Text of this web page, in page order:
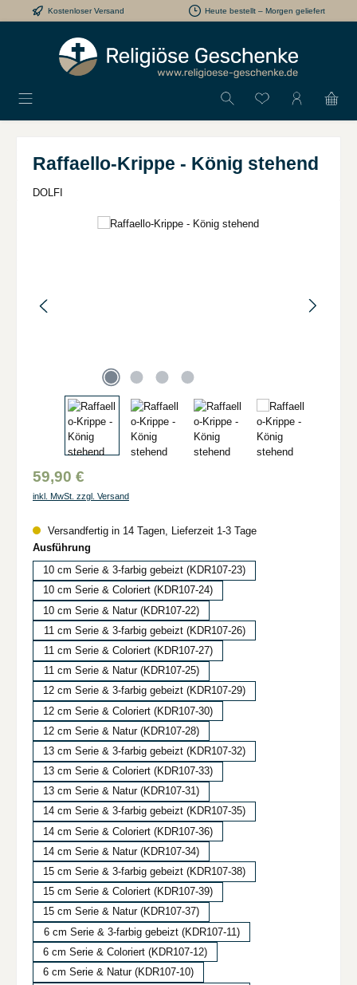
Zum Hauptinhalt springen
Kostenloser Versand Heute bestellt – Morgen geliefert
Du hast 0
Raffaello-Krippe - König stehend
DOLFI
Bildergalerie überspringen
59,90 €
inkl. MwSt. zzgl. Versand
Versandfertig in 14 Tagen, Lieferzeit 1-3 Tage
Ausführung
10 cm Serie & 3-farbig gebeizt (KDR107-23)
10 cm Serie & Coloriert (KDR107-24)
10 cm Serie & Natur (KDR107-22)
11 cm Serie & 3-farbig gebeizt (KDR107-26)
11 cm Serie & Coloriert (KDR107-27)
11 cm Serie & Natur (KDR107-25)
12 cm Serie & 3-farbig gebeizt (KDR107-29)
12 cm Serie & Coloriert (KDR107-30)
12 cm Serie & Natur (KDR107-28)
13 cm Serie & 3-farbig gebeizt (KDR107-32)
13 cm Serie & Coloriert (KDR107-33)
13 cm Serie & Natur (KDR107-31)
14 cm Serie & 3-farbig gebeizt (KDR107-35)
14 cm Serie & Coloriert (KDR107-36)
14 cm Serie & Natur (KDR107-34)
15 cm Serie & 3-farbig gebeizt (KDR107-38)
15 cm Serie & Coloriert (KDR107-39)
15 cm Serie & Natur (KDR107-37)
6 cm Serie & 3-farbig gebeizt (KDR107-11)
6 cm Serie & Coloriert (KDR107-12)
6 cm Serie & Natur (KDR107-10)